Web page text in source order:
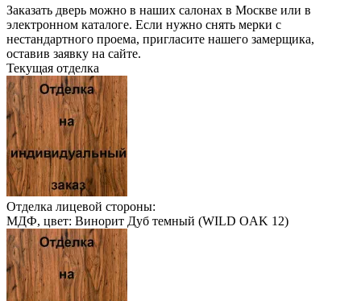
Заказать дверь можно в наших салонах в Москве или в
электронном каталоге. Если нужно снять мерки с
нестандартного проема, пригласите нашего замерщика,
оставив заявку на сайте.
Текущая отделка
Отделка лицевой стороны:
МДФ, цвет: Винорит Дуб темный (WILD OAK 12)